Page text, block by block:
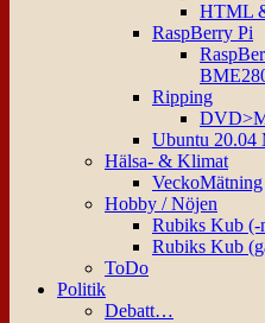
HTML
RaspBerry Pi
Ripping
Ubuntu 20.04
Hälsa- & Klimat
VeckoMätning
Hobby / Nöjen
Rubiks Kub (-
Rubiks Kub
ToDo
Politik
Debatt…